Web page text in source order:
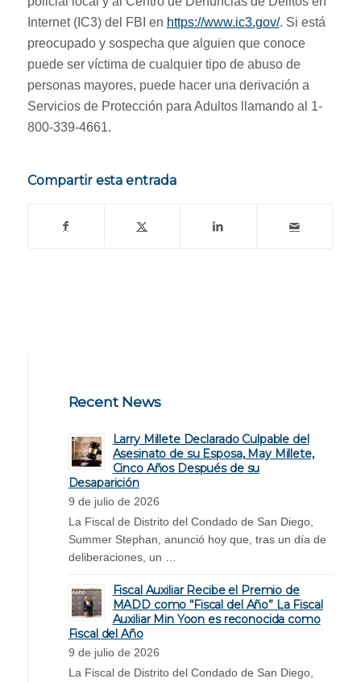
Internet (IC3) del FBI en https://www.ic3.gov/. Si está
preocupado y sospecha que alguien que conoce
puede ser víctima de cualquier tipo de abuso de
personas mayores, puede hacer una derivación a
Servicios de Protección para Adultos llamando al 1-
800-339-4661.
Compartir esta entrada
Recent News
Larry Millete Declarado Culpable del
Asesinato de su Esposa, May Millete,
Cinco Años Después de su
Desaparición
9 de julio de 2026
La Fiscal de Distrito del Condado de San Diego,
Summer Stephan, anunció hoy que, tras un día de
deliberaciones, un …
Fiscal Auxiliar Recibe el Premio de
MADD como “Fiscal del Año” La Fiscal
Auxiliar Min Yoon es reconocida como
Fiscal del Año
9 de julio de 2026
La Fiscal de Distrito del Condado de San Diego,